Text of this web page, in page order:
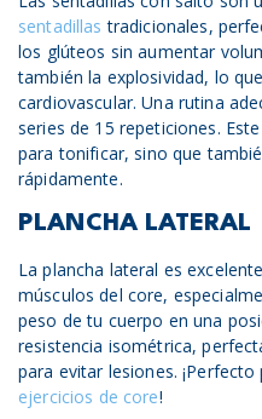
sentadillas tradicionales,
los glúteos sin aumentar
también la explosividad, lo
cardiovascular. Una rutina
series de 15 repeticiones.
para tonificar, sino que
rápidamente.
PLANCHA LATERAL
La plancha lateral es
músculos del core,
peso de tu cuerpo en una
resistencia isométrica,
para evitar lesiones.
ejercicios de core!